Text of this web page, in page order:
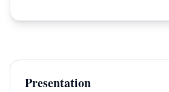
Presentation